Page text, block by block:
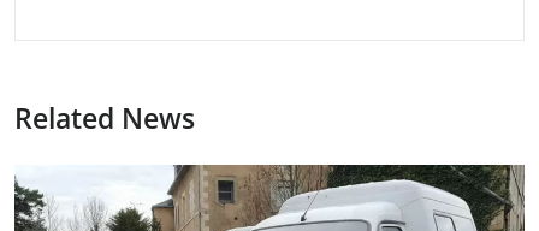
Related News